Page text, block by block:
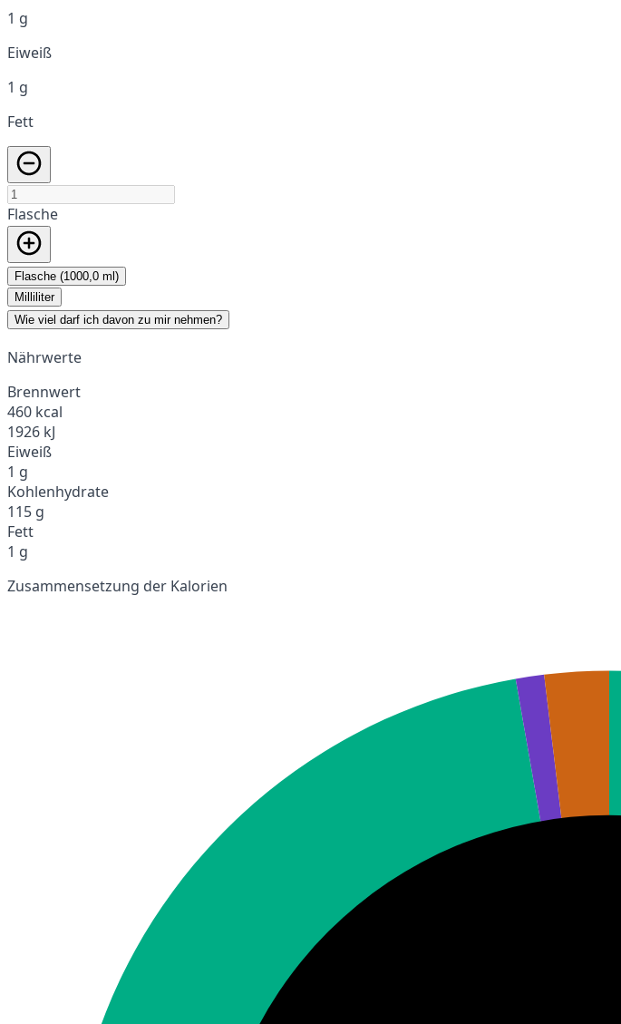
1 g
Eiweiß
1 g
Fett
Flasche
Flasche (1000,0 ml)
Milliliter
Wie viel darf ich davon zu mir nehmen?
Nährwerte
Brennwert
460 kcal
1926 kJ
Eiweiß
1 g
Kohlenhydrate
115 g
Fett
1 g
Zusammensetzung der Kalorien